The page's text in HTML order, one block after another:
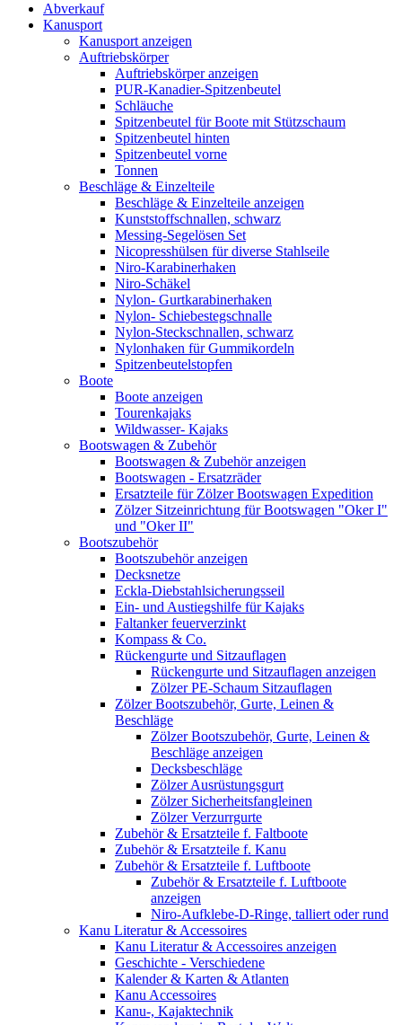
Abverkauf
Kanusport
Kanusport anzeigen
Auftriebskörper
Auftriebskörper anzeigen
PUR-Kanadier-Spitzenbeutel
Schläuche
Spitzenbeutel für Boote mit Stützschaum
Spitzenbeutel hinten
Spitzenbeutel vorne
Tonnen
Beschläge & Einzelteile
Beschläge & Einzelteile anzeigen
Kunststoffschnallen, schwarz
Messing-Segelösen Set
Nicopresshülsen für diverse Stahlseile
Niro-Karabinerhaken
Niro-Schäkel
Nylon- Gurtkarabinerhaken
Nylon- Schiebestegschnalle
Nylon-Steckschnallen, schwarz
Nylonhaken für Gummikordeln
Spitzenbeutelstopfen
Boote
Boote anzeigen
Tourenkajaks
Wildwasser- Kajaks
Bootswagen & Zubehör
Bootswagen & Zubehör anzeigen
Bootswagen - Ersatzräder
Ersatzteile für Zölzer Bootswagen Expedition
Zölzer Sitzeinrichtung für Bootswagen "Oker I"
und "Oker II"
Bootszubehör
Bootszubehör anzeigen
Decksnetze
Eckla-Diebstahlsicherungsseil
Ein- und Austiegshilfe für Kajaks
Faltanker feuerverzinkt
Kompass & Co.
Rückengurte und Sitzauflagen
Rückengurte und Sitzauflagen anzeigen
Zölzer PE-Schaum Sitzauflagen
Zölzer Bootszubehör, Gurte, Leinen &
Beschläge
Zölzer Bootszubehör, Gurte, Leinen &
Beschläge anzeigen
Decksbeschläge
Zölzer Ausrüstungsgurt
Zölzer Sicherheitsfangleinen
Zölzer Verzurrgurte
Zubehör & Ersatzteile f. Faltboote
Zubehör & Ersatzteile f. Kanu
Zubehör & Ersatzteile f. Luftboote
Zubehör & Ersatzteile f. Luftboote
anzeigen
Niro-Aufklebe-D-Ringe, talliert oder rund
Kanu Literatur & Accessoires
Kanu Literatur & Accessoires anzeigen
Geschichte - Verschiedene
Kalender & Karten & Atlanten
Kanu Accessoires
Kanu-, Kajaktechnik